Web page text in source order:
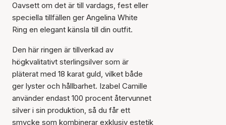
Oavsett om det är till vardags, fest eller
speciella tillfällen ger Angelina White
Ring en elegant känsla till din outfit.
Den här ringen är tillverkad av
högkvalitativt sterlingsilver som är
pläterat med 18 karat guld, vilket både
ger lyster och hållbarhet. Izabel Camille
använder endast 100 procent återvunnet
silver i sin produktion, så du får ett
smycke som kombinerar exklusiv estetik